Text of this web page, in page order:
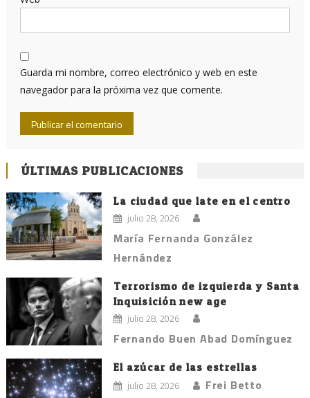
Guarda mi nombre, correo electrónico y web en este
navegador para la próxima vez que comente.
ÚLTIMAS PUBLICACIONES
La ciudad que late en el centro
julio 28, 2026
María Fernanda González
Hernández
Terrorismo de izquierda y Santa
Inquisición new age
julio 28, 2026
Fernando Buen Abad Domínguez
El azúcar de las estrellas
julio 28, 2026 Frei Betto